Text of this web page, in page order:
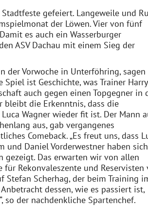
gefeiert. Langeweile und
der Löwen. Vier von fünf
es auch ein Wasserburger
ASV Dachau mit einem Sieg der
der Vorwoche in Unterföhring, sagen
ist Geschichte, was Trainer Harry
auch gegen einen Topgegner in
bleibt die Erkenntnis, dass die
Wagner wieder fit ist. Der Mann
aus, gab vergangenes
Comeback. „Es freut uns, dass
und Daniel Vorderwestner haben sich
Das erwarten wir von allen
Rekonvaleszente und Reservisten
Stefan Scherhag, der beim Training
dessen, wie es passiert ist,
so der nachdenkliche Spartenchef.